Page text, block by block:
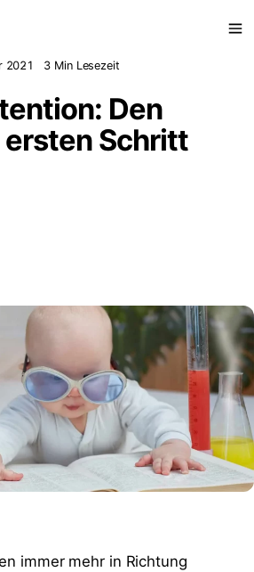
2021 3 Min Lesezeit
Den
ersten Schritt
immer mehr in Richtung